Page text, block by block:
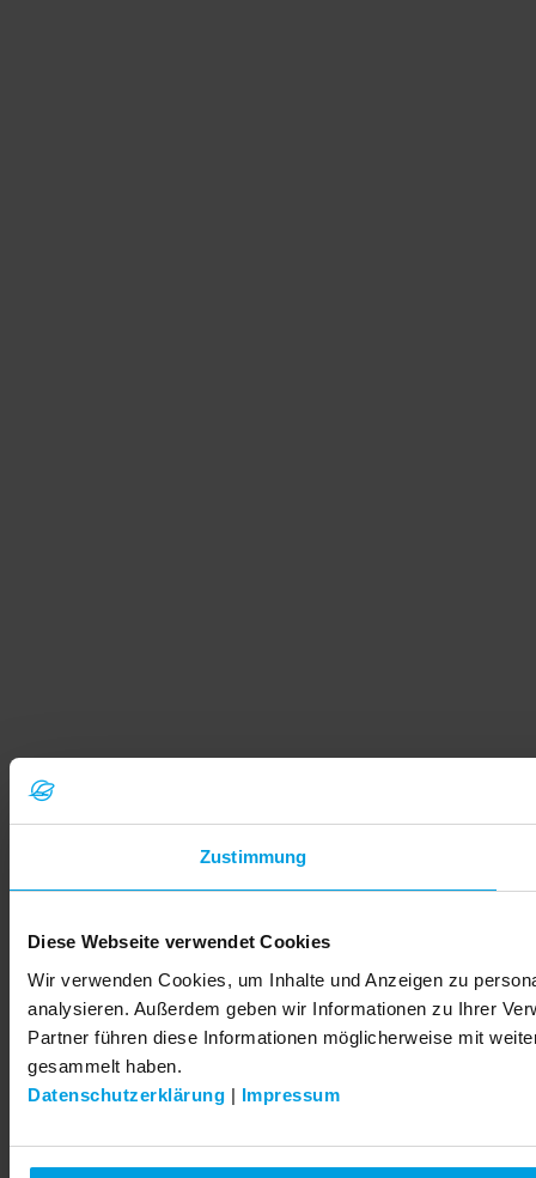
Zustimmung
Diese Webseite verwendet Cookies
Wir verwenden Cookies, um Inhalte und Anzeigen zu
analysieren. Außerdem geben wir Informationen zu Ihrer
Partner führen diese Informationen möglicherweise mit
gesammelt haben.
Datenschutzerklärung | Impressum